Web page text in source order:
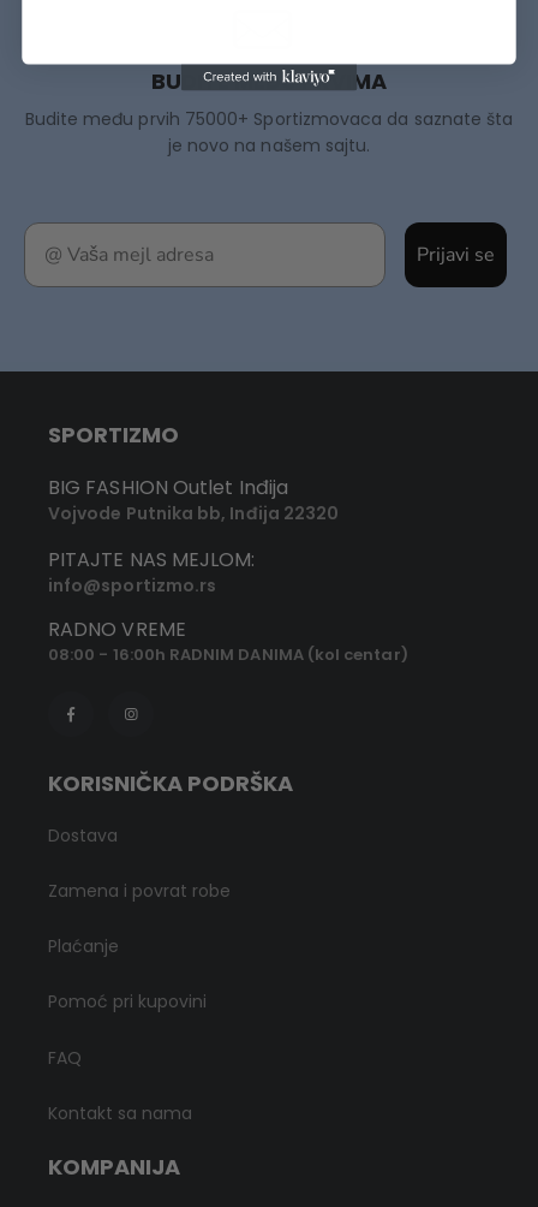
Prijavi se
BUDITE MEĐU PRVIMA
Budite među prvih 75000+ Sportizmovaca da saznate šta
je novo na našem sajtu.
SPORTIZMO
BIG FASHION Outlet Inđija
Vojvode Putnika bb, Inđija 22320
PITAJTE NAS MEJLOM:
info@sportizmo.rs
RADNO VREME
08:00 - 16:00h RADNIM DANIMA (kol centar)
KORISNIČKA PODRŠKA
Dostava
Zamena i povrat robe
Plaćanje
Pomoć pri kupovini
FAQ
Kontakt sa nama
KOMPANIJA